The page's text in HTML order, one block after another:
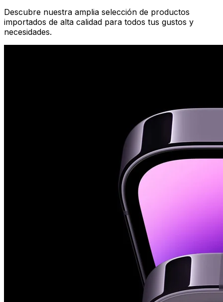
Descubre nuestra amplia selección de productos
importados de alta calidad para todos tus gustos y
necesidades.